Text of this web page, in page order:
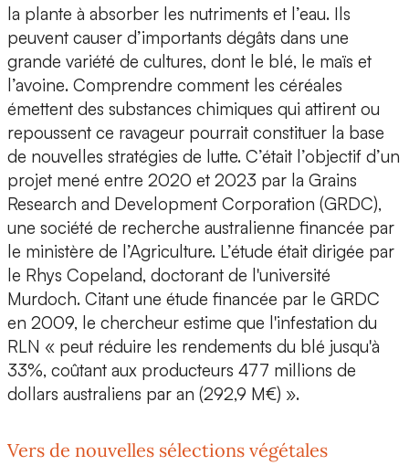
la plante à absorber les nutriments et l’eau. Ils
peuvent causer d’importants dégâts dans une
grande variété de cultures, dont le blé, le maïs et
l’avoine. Comprendre comment les céréales
émettent des substances chimiques qui attirent ou
repoussent ce ravageur pourrait constituer la base
de nouvelles stratégies de lutte. C’était l’objectif d’un
projet mené entre 2020 et 2023 par la Grains
Research and Development Corporation (GRDC),
une société de recherche australienne financée par
le ministère de l’Agriculture. L’étude était dirigée par
le Rhys Copeland, doctorant de l'université
Murdoch. Citant une étude financée par le GRDC
en 2009, le chercheur estime que l'infestation du
RLN « peut réduire les rendements du blé jusqu'à
33%, coûtant aux producteurs 477 millions de
dollars australiens par an (292,9 M€) ».
Vers de nouvelles sélections végétales